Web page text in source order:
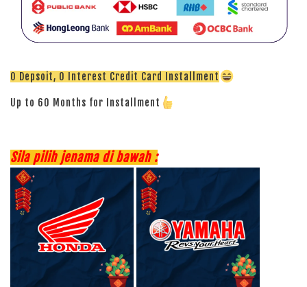
0 Depsoit, 0 Interest Credit Card Installment
Up to 60 Months for Installment
Sila pilih jenama di bawah :